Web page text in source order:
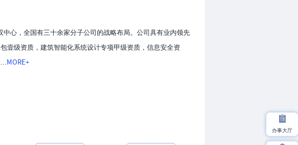
心，全国有三十余家分子公司的战略布局。公司具有业内领先
壹级资质，建筑智能化系统设计专项甲级资质，信息安全资
MORE+
办事大厅